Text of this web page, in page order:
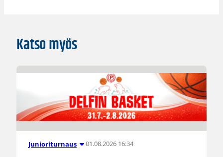
Katso myös
Junioriturnaus 01.08.2026 16:34